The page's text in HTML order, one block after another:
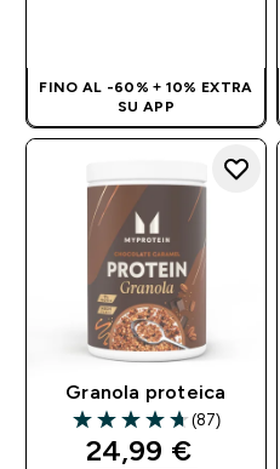
FINO AL -60% + 10% EXTRA
SU APP
Granola proteica
4.67 out of 5 stars
(87)
discounted
24,99 €‎